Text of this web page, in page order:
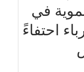
في
احتفاءً